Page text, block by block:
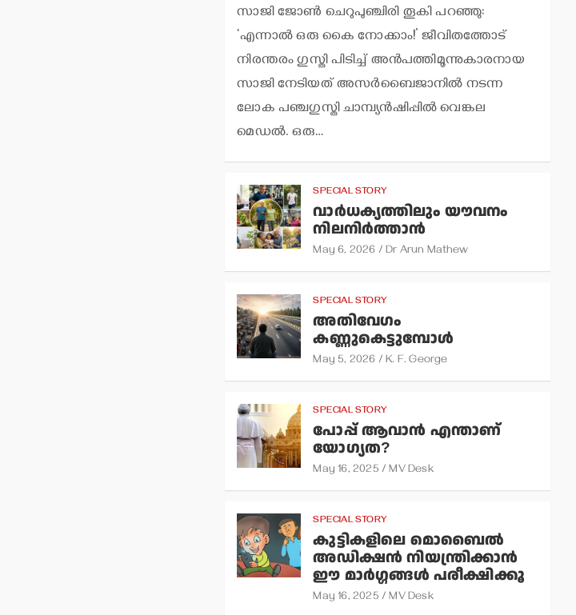
സാജി ജോണ്‍ ചെറുപുഞ്ചിരി തൂകി പറഞ്ഞു:
‘എന്നാല്‍ ഒരു കൈ നോക്കാം!’ ജീവിതത്തോട്
നിരന്തരം ഗുസ്തി പിടിച്ച് അന്‍പത്തിമൂന്നുകാരനായ
സാജി നേടിയത് അസര്‍ബൈജാനില്‍ നടന്ന
ലോക പഞ്ചഗുസ്തി ചാമ്പ്യന്‍ഷിപ്പില്‍ വെങ്കല
മെഡല്‍. ഒരു…
SPECIAL STORY
വാര്‍ധക്യത്തിലും യൗവനം
നിലനിര്‍ത്താന്‍
May 6, 2026 Dr Arun Mathew
SPECIAL STORY
അതിവേഗം
കണ്ണുകെട്ടുമ്പോള്‍
May 5, 2026 K. F. George
SPECIAL STORY
പോപ്പ് ആവാന്‍ എന്താണ്
യോഗ്യത?
May 16, 2025 MV Desk
SPECIAL STORY
കുട്ടികളിലെ മൊബൈല്‍
അഡിക്ഷന്‍ നിയന്ത്രിക്കാന്‍
ഈ മാര്‍ഗ്ഗങ്ങള്‍ പരീക്ഷിക്കൂ
May 16, 2025 MV Desk